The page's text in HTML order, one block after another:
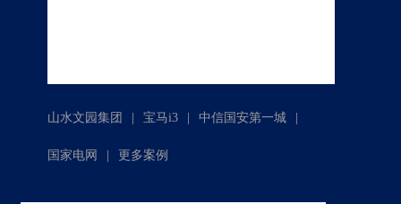
山水文园集团 | 宝马i3 | 中信国安第一城 |
国家电网 | 更多案例